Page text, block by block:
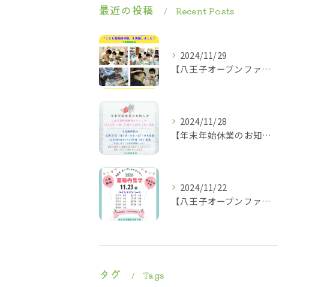
最近の投稿 Recent Posts
2024/11/29
【八王子オープンファクトリー2024】2024.11.23
2024/11/28
【年末年始休業のお知らせ】
2024/11/22
【八王子オープンファクトリー薬局内見学タイムスケジュール】
タグ Tags